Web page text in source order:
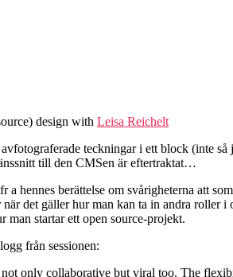
design with Leisa Reichelt
teckningar i ett block (inte
till den CMSen är eftertraktat…
a hennes berättelse om svårigheterna att
det gäller hur man kan ta in andra roller
man startar ett open source-projekt.
från sessionen:
only collaborative but viral too. The